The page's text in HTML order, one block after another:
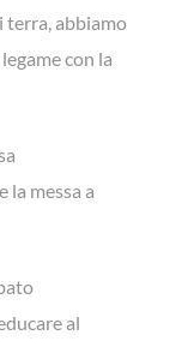
terra, abbiamo
con la
la messa a
al